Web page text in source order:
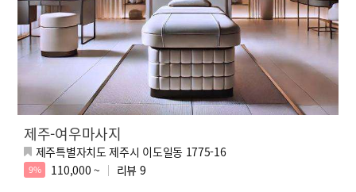
제주-여우마사지
제주특별자치도 제주시 이도일동 1775-16
9% 110,000 ~ 리뷰 9